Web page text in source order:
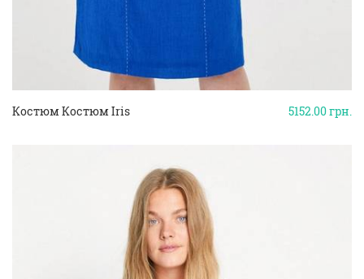
5152.00грн.
Костюм Костюм Iris